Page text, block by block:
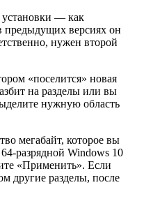
установки — как
версиях он
нужен второй
«поселится» новая
на разделы или вы
нужную область
мегабайт, которое вы
разрядной Windows 10
«Применить». Если
другие разделы, после